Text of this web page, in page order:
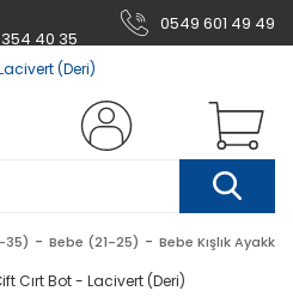
40 35
0549 601 49 49
35) Bebe (21-25) Bebe Kışlık